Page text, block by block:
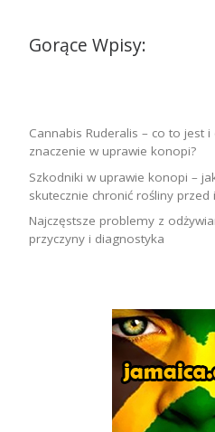
Gorące Wpisy:
Cannabis Ruderalis – co to jest
znaczenie w uprawie konopi?
Szkodniki w uprawie konopi –
skutecznie chronić rośliny przed
Najczęstsze problemy z
przyczyny i diagnostyka